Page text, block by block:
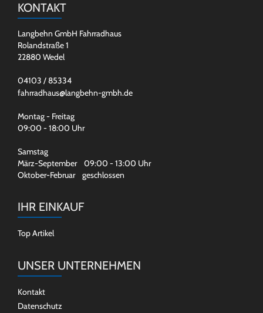
KONTAKT
Langbehn GmbH Fahrradhaus
Rolandstraße 1
22880 Wedel
04103 / 85334
fahrradhaus@langbehn-gmbh.de
Montag - Freitag
09:00 - 18:00 Uhr
Samstag
März-September 09:00 - 13:00 Uhr
Oktober-Februar geschlossen
IHR EINKAUF
Top Artikel
UNSER UNTERNEHMEN
Kontakt
Datenschutz